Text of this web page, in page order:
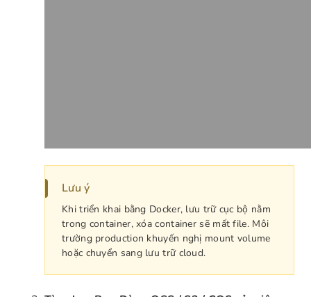
Lưu ý
Khi triển khai bằng Docker, lưu trữ cục bộ nằm
trong container, xóa container sẽ mất file. Môi
trường production khuyến nghị mount volume
hoặc chuyển sang lưu trữ cloud.